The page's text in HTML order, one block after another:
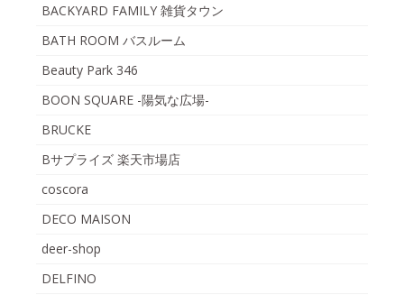
BACKYARD FAMILY 雑貨タウン
BATH ROOM バスルーム
Beauty Park 346
BOON SQUARE -陽気な広場-
BRUCKE
Bサプライズ 楽天市場店
coscora
DECO MAISON
deer-shop
DELFINO